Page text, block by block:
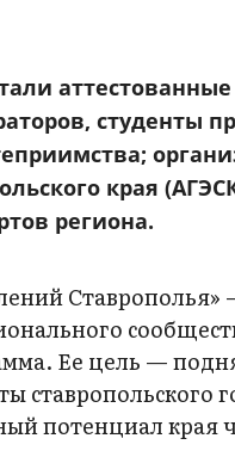
студенты
края
региона.
Ее цель —
потенциал края